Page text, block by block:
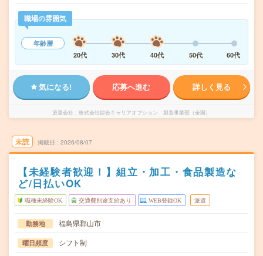
職場の雰囲気
年齢層
20代
30代 40代 50代 60代
気になる! 応募へ進む 詳しく見る
派遣会社 株式会社綜合キャリアオプション 製造事業部（全国）
未読 掲載日 2026/08/07
【未経験者歓迎！】組立・加工・食品製造な
ど/日払いOK
職種未経験OK 交通費別途支給あり WEB登録OK 派遣
勤務地 福島県郡山市
曜日頻度 シフト制